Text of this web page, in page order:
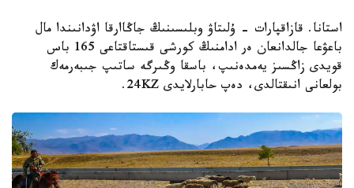
استانا. قازاقپارات - ۇلىتاۋ وبلىسىنىڭ جاڭاارقا اۋدانىندا مال
باعۋعا جالدانعان ەر ادامنىڭ كورشى قىستاقتاعى 165 باس
قويدى زاڭسىز يەمدەنىپ، باسقا وڭىرگە ساتىپ جىبەرمەك
بولعانى انىقتالدى، دەپ حابارلايدى 24KZ.